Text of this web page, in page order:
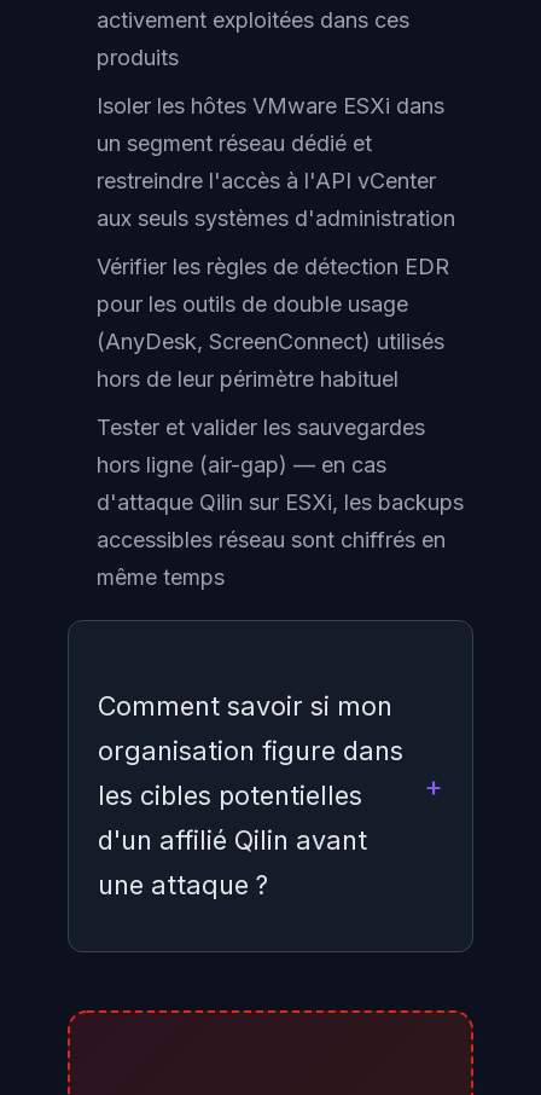
activement exploitées dans ces
produits
Isoler les hôtes VMware ESXi dans
un segment réseau dédié et
restreindre l'accès à l'API vCenter
aux seuls systèmes d'administration
Vérifier les règles de détection EDR
pour les outils de double usage
(AnyDesk, ScreenConnect) utilisés
hors de leur périmètre habituel
Tester et valider les sauvegardes
hors ligne (air-gap) — en cas
d'attaque Qilin sur ESXi, les backups
accessibles réseau sont chiffrés en
même temps
Comment savoir si mon
organisation figure dans
les cibles potentielles
d'un affilié Qilin avant
une attaque ?